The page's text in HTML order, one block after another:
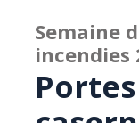
Semaine
incendies